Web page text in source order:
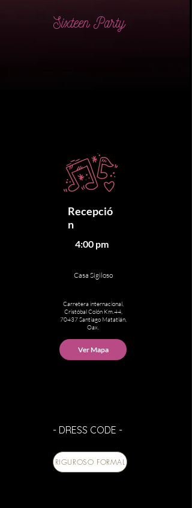
Sixteen Party
Recepció
n
4:00 pm
Casa Sigiloso
Carretera internacional,
Cristóbal Colón Km.44,
70437 Santiago Matatlán,
Oax.
Ver Mapa
- DRESS CODE -
RIGUROSO FORMAL